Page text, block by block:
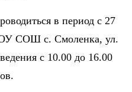
в период с 27
СОШ с. Смоленка, ул.
с 10.00 до 16.00